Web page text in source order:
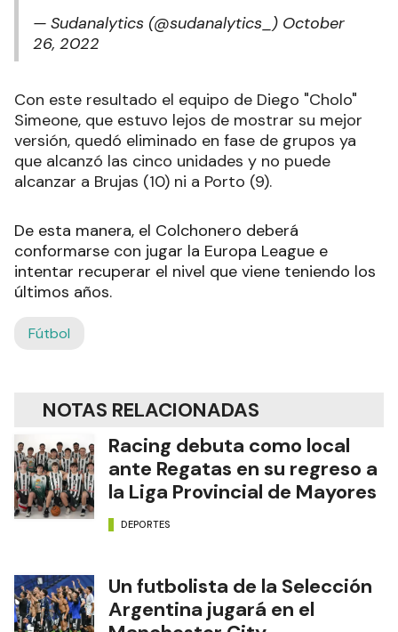
— Sudanalytics (@sudanalytics_) October
26, 2022
Con este resultado el equipo de Diego "Cholo"
Simeone, que estuvo lejos de mostrar su mejor
versión, quedó eliminado en fase de grupos ya
que alcanzó las cinco unidades y no puede
alcanzar a Brujas (10) ni a Porto (9).
De esta manera, el Colchonero deberá
conformarse con jugar la Europa League e
intentar recuperar el nivel que viene teniendo los
últimos años.
Fútbol
NOTAS RELACIONADAS
Racing debuta como local
ante Regatas en su regreso a
la Liga Provincial de Mayores
DEPORTES
Un futbolista de la Selección
Argentina jugará en el